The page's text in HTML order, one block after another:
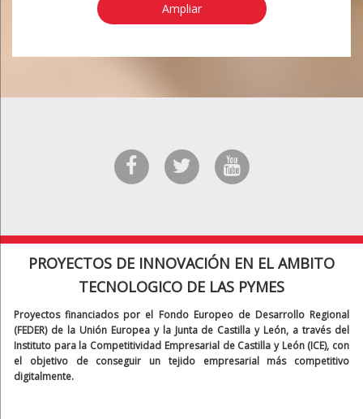
Ampliar
PROYECTOS DE INNOVACIÓN EN EL AMBITO
TECNOLOGICO DE LAS PYMES
Proyectos financiados por el Fondo Europeo de Desarrollo Regional
(FEDER) de la Unión Europea y la Junta de Castilla y León, a través del
Instituto para la Competitividad Empresarial de Castilla y León (ICE), con
el objetivo de conseguir un tejido empresarial más competitivo
digitalmente.